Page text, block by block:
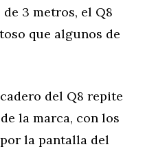
3 metros, el Q8
que algunos de
del Q8 repite
la marca, con los
la pantalla del